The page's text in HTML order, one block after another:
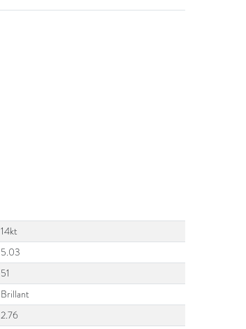
14kt
5.03
51
Brillant
2.76